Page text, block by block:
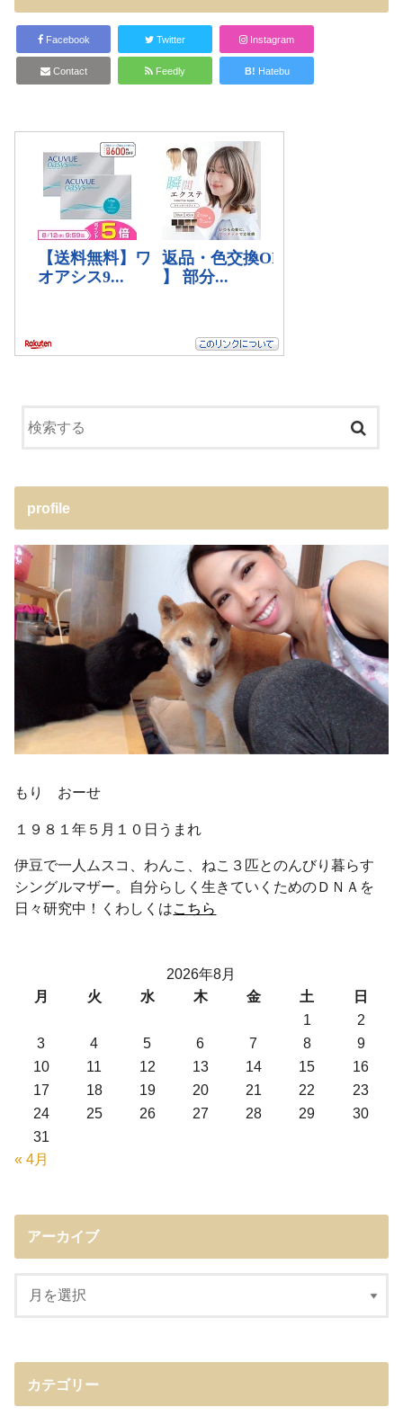
Facebook Twitter Instagram
Contact Feedly B! Hatebu
profile
もり おーせ
１９８１年５月１０日うまれ
伊豆で一人ムスコ、わんこ、ねこ３匹とのんびり暮らす
シングルマザー。自分らしく生きていくためのＤＮＡを
日々研究中！くわしくはこちら
2026年8月
月
火 水 木 金 土
日
1
2
3
4 5 6 7 8
9
10
11 12 13 14 15
16
17
18 19 20 21 22
23
24
25 26 27 28 29
30
31
« 4月
アーカイブ
カテゴリー